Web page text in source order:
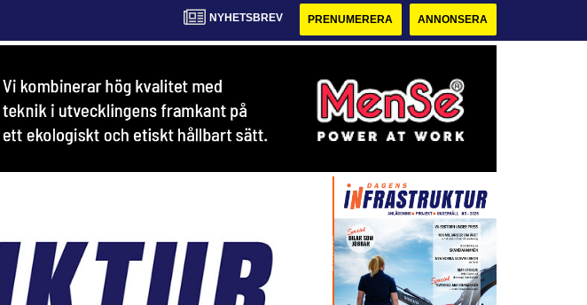
NYHETSBREV PRENUMERERA ANNONSERA